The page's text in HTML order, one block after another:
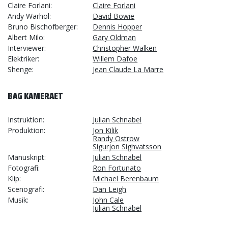
Claire Forlani
Claire Forlani
Andy Warhol
David Bowie
Bruno Bischofberger
Dennis Hopper
Albert Milo
Gary Oldman
Interviewer
Christopher Walken
Elektriker
Willem Dafoe
Shenge
Jean Claude La Marre
BAG KAMERAET
Instruktion
Julian Schnabel
Produktion
Jon Kilik
Randy Ostrow
Sigurjon Sighvatsson
Manuskript
Julian Schnabel
Fotografi
Ron Fortunato
Klip
Michael Berenbaum
Scenografi
Dan Leigh
Musik
John Cale
Julian Schnabel